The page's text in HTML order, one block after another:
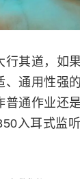
行其道，如
、通用性强
普通作业还
入耳式监